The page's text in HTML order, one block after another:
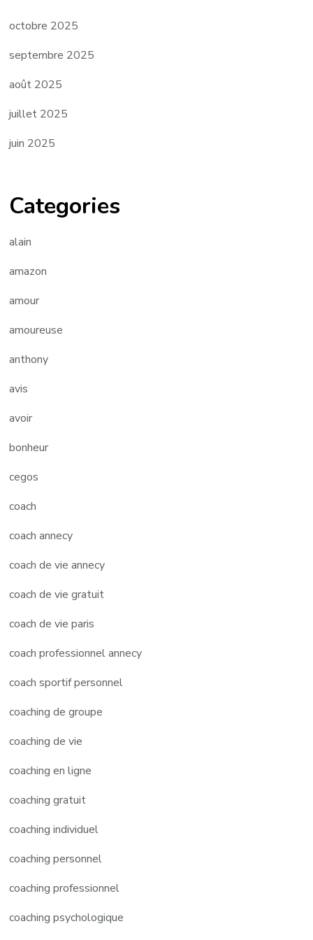
octobre 2025
septembre 2025
août 2025
juillet 2025
juin 2025
Categories
alain
amazon
amour
amoureuse
anthony
avis
avoir
bonheur
cegos
coach
coach annecy
coach de vie annecy
coach de vie gratuit
coach de vie paris
coach professionnel annecy
coach sportif personnel
coaching de groupe
coaching de vie
coaching en ligne
coaching gratuit
coaching individuel
coaching personnel
coaching professionnel
coaching psychologique